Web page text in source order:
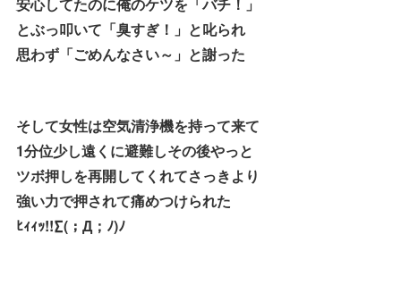
とぶっ叩いて「臭すぎ！」と叱られ
思わず「ごめんなさい～」と謝った
そして女性は空気清浄機を持って来て
1分位少し遠くに避難しその後やっと
ツボ押しを再開してくれてさっきより
強い力で押されて痛めつけられた
ﾋｨｨｯ!!∑(；Д；ﾉ)ﾉ